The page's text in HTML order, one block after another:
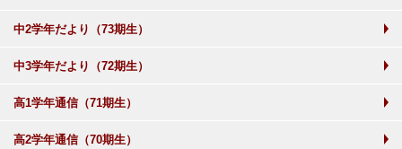
中2学年だより（73期生）
中3学年だより（72期生）
高1学年通信（71期生）
高2学年通信（70期生）